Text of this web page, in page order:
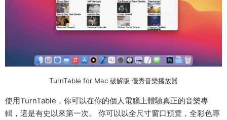
TurnTable for Mac 破解版 優秀音樂播放器
使用TurnTable，你可以在你的個人電腦上體驗真正的音樂專
輯，這是有史以來第一次。 你可以以全尺寸窗口預覽，全彩色專